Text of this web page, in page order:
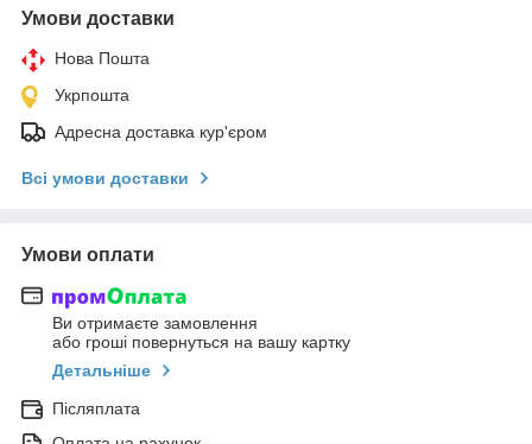
Умови доставки
Нова Пошта
Укрпошта
Адресна доставка кур'єром
Всі умови доставки
Умови оплати
Ви отримаєте замовлення
або гроші повернуться на вашу картку
Детальніше
Післяплата